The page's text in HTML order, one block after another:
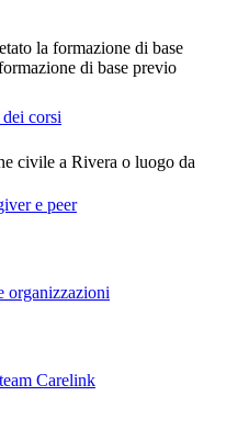
corsi
e peer
organizzazioni
Carelink
la formazione di base
di base previo
civile a Rivera o luogo da